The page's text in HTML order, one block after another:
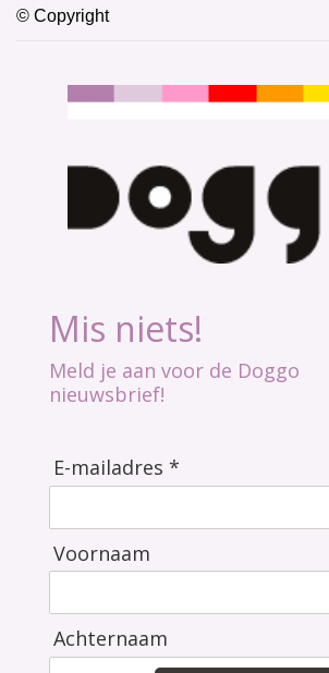
© Copyright
Mis niets!
Meld je aan voor de Doggo
nieuwsbrief!
E-mailadres *
Voornaam
Achternaam